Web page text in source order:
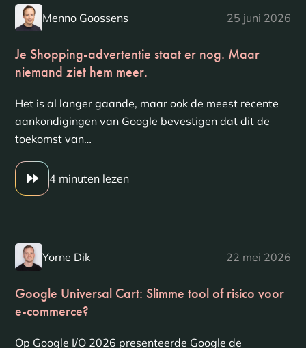
Menno Goossens 25 juni 2026
Je Shopping-advertentie staat er nog. Maar
niemand ziet hem meer.
Het is al langer gaande, maar ook de meest recente
aankondigingen van Google bevestigen dat dit de
toekomst van…
4 minuten lezen
Yorne Dik 22 mei 2026
Google Universal Cart: Slimme tool of risico voor
e-commerce?
Op Google I/O 2026 presenteerde Google de